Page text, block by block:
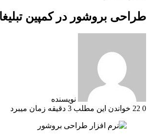
طراحی بروشور در کمپین
نویسنده
0
خواندن این مطلب 3 دقیقه زمان میبرد